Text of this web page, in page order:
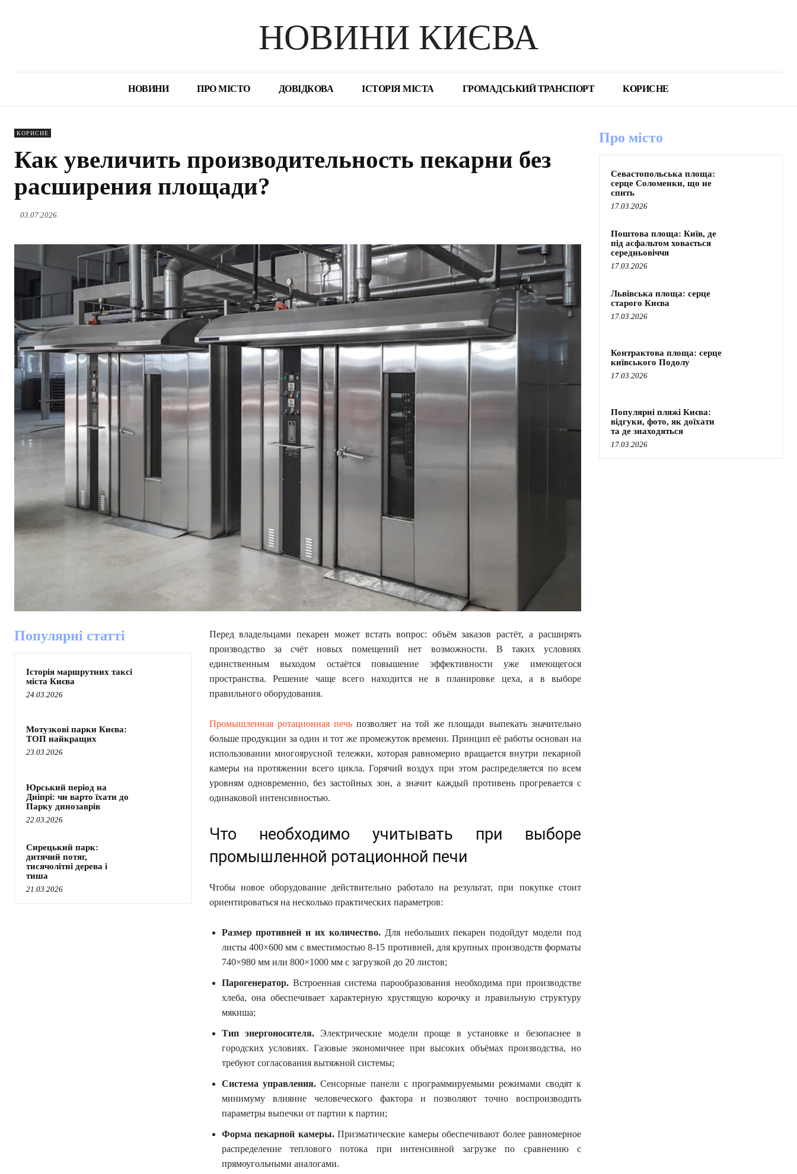
НОВИНИ КИЄВА
НОВИНИ ПРО МІСТО ДОВІДКОВА ІСТОРІЯ МІСТА ГРОМАДСЬКИЙ ТРАНСПОРТ КОРИСНЕ
КОРИСНЕ
Как увеличить производительность пекарни без
расширения площади?
03.07.2026
Популярні статті
Історія маршрутних таксі
міста Києва
24.03.2026
Мотузкові парки Києва:
ТОП найкращих
23.03.2026
Юрський період на
Дніпрі: чи варто їхати до
Парку динозаврів
22.03.2026
Сирецький парк:
дитячий потяг,
тисячолітні дерева і
тиша
21.03.2026
Перед владельцами пекарен может встать вопрос: объём заказов растёт, а расширять
производство за счёт новых помещений нет возможности. В таких условиях
единственным выходом остаётся повышение эффективности уже имеющегося
пространства. Решение чаще всего находится не в планировке цеха, а в выборе
правильного оборудования.
Промышленная ротационная печь позволяет на той же площади выпекать значительно
больше продукции за один и тот же промежуток времени. Принцип её работы основан на
использовании многоярусной тележки, которая равномерно вращается внутри пекарной
камеры на протяжении всего цикла. Горячий воздух при этом распределяется по всем
уровням одновременно, без застойных зон, а значит каждый противень прогревается с
одинаковой интенсивностью.
Что необходимо учитывать при выборе
промышленной ротационной печи
Чтобы новое оборудование действительно работало на результат, при покупке стоит
ориентироваться на несколько практических параметров:
Размер противней и их количество. Для небольших пекарен подойдут модели под
листы 400×600 мм с вместимостью 8-15 противней, для крупных производств форматы
740×980 мм или 800×1000 мм с загрузкой до 20 листов;
Парогенератор.Встроенная система парообразования необходима при производстве
хлеба, она обеспечивает характерную хрустящую корочку и правильную структуру
мякиша;
Тип энергоносителя. Электрические модели проще в установке и безопаснее в
городских условиях. Газовые экономичнее при высоких объёмах производства, но
требуют согласования вытяжной системы;
Система управления.Сенсорные панели с программируемыми режимами сводят к
минимуму влияние человеческого фактора и позволяют точно воспроизводить
параметры выпечки от партии к партии;
Форма пекарной камеры.Призматические камеры обеспечивают более равномерное
распределение теплового потока при интенсивной загрузке по сравнению с
прямоугольными аналогами.
Про місто
Севастопольська площа:
серце Соломенки, що не
спить
17.03.2026
Поштова площа: Київ, де
під асфальтом ховається
середньовіччя
17.03.2026
Львівська площа: серце
старого Києва
17.03.2026
Контрактова площа: серце
київського Подолу
17.03.2026
Популярні пляжі Києва:
відгуки, фото, як доїхати
та де знаходяться
17.03.2026